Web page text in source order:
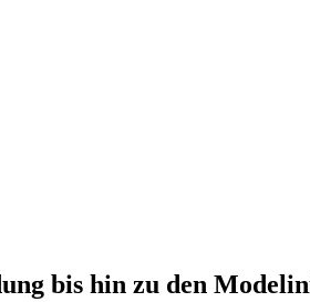
bis hin zu den